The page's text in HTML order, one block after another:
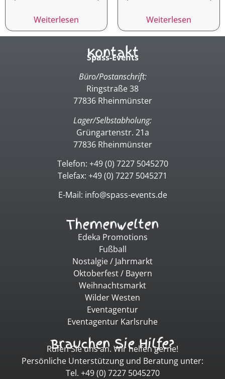
Weiterlesen Weiterlesen
Kontakt
Spass-Events
Büro/Postanschrift:
Ringstraße 38
77836 Rheinmünster
Lager/Selbstabholung:
Grüngartenstr. 21a
77836 Rheinmünster
Telefon: +49 (0) 7227 5045270
Telefax: +49 (0) 7227 5045271
E-Mail: info@spass-events.de
Themenwelten
Edeka Promotions
Fußball
Nostalgie / Jahrmarkt
Oktoberfest / Bayern
Weihnachtsmarkt
Wilder Westen
Eventagentur
Eventagentur Karlsruhe
Brauchen Sie Hilfe?
Rufen Sie uns an. Wir helfen gerne!
Persönliche Unterstützung und Beratung unter:
Tel. +49 (0) 7227 5045270